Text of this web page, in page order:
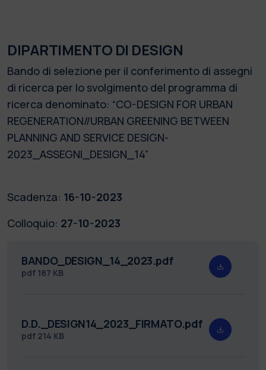
DIPARTIMENTO DI DESIGN
Bando di selezione per il conferimento di assegni
di ricerca per lo svolgimento del programma di
ricerca denominato: “CO-DESIGN FOR URBAN
REGENERATION//URBAN GREENING BETWEEN
PLANNING AND SERVICE DESIGN-
2023_ASSEGNI_DESIGN_14”
Scadenza: 16-10-2023
Colloquio: 27-10-2023
BANDO_DESIGN_14_2023.pdf
pdf 187 KB
D.D._DESIGN14_2023_FIRMATO.pdf
pdf 214 KB